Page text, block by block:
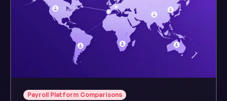
Payroll Platform Comparisons